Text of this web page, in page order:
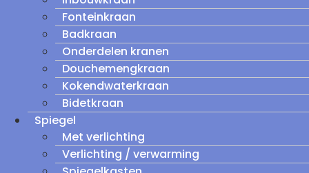
Fonteinkraan
Badkraan
Onderdelen kranen
Douchemengkraan
Kokendwaterkraan
Bidetkraan
Spiegel
Met verlichting
Verlichting / verwarming